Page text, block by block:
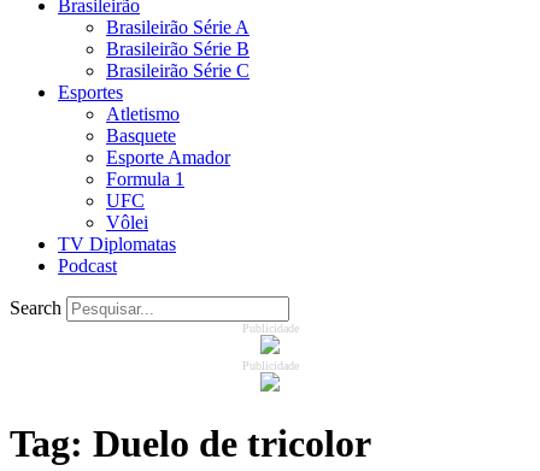
Brasileirão
Brasileirão Série A
Brasileirão Série B
Brasileirão Série C
Esportes
Atletismo
Basquete
Esporte Amador
Formula 1
UFC
Vôlei
TV Diplomatas
Podcast
Search
Publicidade
Publicidade
Tag: Duelo de tricolor